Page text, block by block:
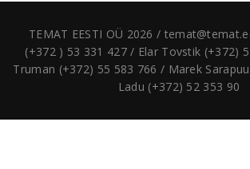
TEMAT EESTI OÜ 2026 /
(+372 ) 53 331 427 / Elar Tovstik (+372)
Truman (+372) 55 583 766 / Marek
Ladu (+372) 52 353 90